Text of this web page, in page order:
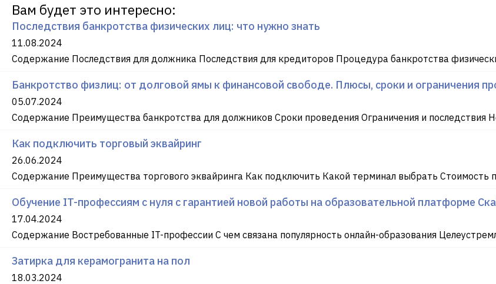
Вам будет это интересно:
Последствия банкротства физических лиц: что нужно знать
11.08.2024
Содержание Последствия для должника Последствия для кредиторов Процедура банкротства
Банкротство физлиц: от долговой ямы к финансовой свободе. Плюсы, сроки и ограничения
05.07.2024
Содержание Преимущества банкротства для должников Сроки проведения Ограничения и
Как подключить торговый эквайринг
26.06.2024
Содержание Преимущества торгового эквайринга Как подключить Какой терминал выбрать Стоимость
Обучение IT-профессиям с нуля с гарантией новой работы на образовательной платформе
17.04.2024
Содержание Востребованные IT-профессии С чем связана популярность онлайн-образования
Затирка для керамогранита на пол
18.03.2024